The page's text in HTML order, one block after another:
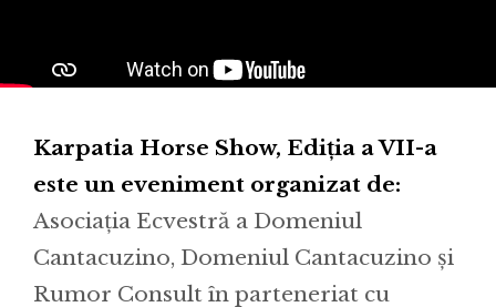
Karpatia Horse Show, Ediția a VII-a
este un eveniment organizat de:
Asociația Ecvestră a Domeniul
Cantacuzino, Domeniul Cantacuzino și
Rumor Consult în parteneriat cu